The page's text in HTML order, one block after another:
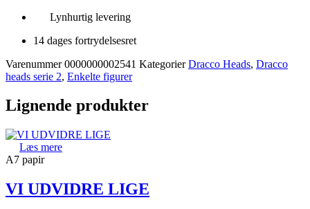
Lynhurtig levering
14 dages fortrydelsesret
Varenummer0000000002541 Kategorier Dracco Heads, Dracco
heads serie 2, Enkelte figurer
Lignende produkter
Læs mere
A7 papir
VI UDVIDRE LIGE